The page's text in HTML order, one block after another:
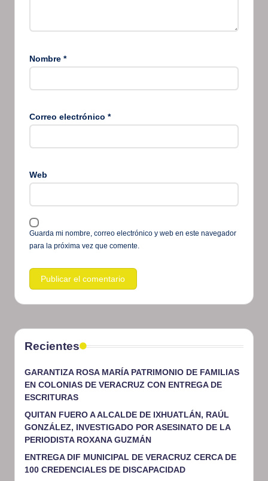
Nombre *
Correo electrónico *
Web
Guarda mi nombre, correo electrónico y web en este navegador
para la próxima vez que comente.
Recientes
GARANTIZA ROSA MARÍA PATRIMONIO DE FAMILIAS
EN COLONIAS DE VERACRUZ CON ENTREGA DE
ESCRITURAS
QUITAN FUERO A ALCALDE DE IXHUATLÁN, RAÚL
GONZÁLEZ, INVESTIGADO POR ASESINATO DE LA
PERIODISTA ROXANA GUZMÁN
ENTREGA DIF MUNICIPAL DE VERACRUZ CERCA DE
100 CREDENCIALES DE DISCAPACIDAD